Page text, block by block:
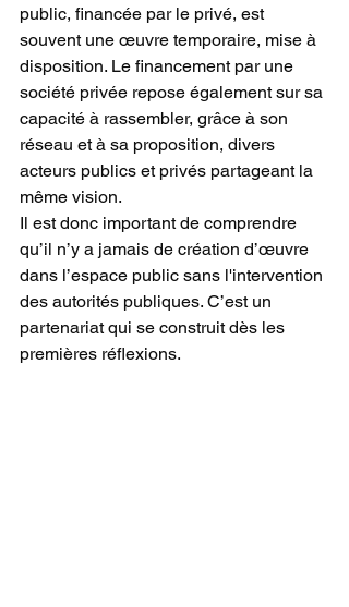
public, financée par le privé, est
souvent une œuvre temporaire, mise à
disposition. Le financement par une
société privée repose également sur sa
capacité à rassembler, grâce à son
réseau et à sa proposition, divers
acteurs publics et privés partageant la
même vision.
Il est donc important de comprendre
qu’il n’y a jamais de création d’œuvre
dans l’espace public sans l'intervention
des autorités publiques. C’est un
partenariat qui se construit dès les
premières réflexions.